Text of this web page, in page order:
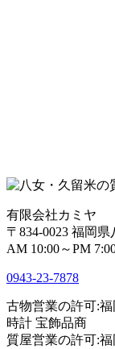
有限会社カミヤ
〒834-0023 福岡
AM 10:00～PM
0943-23-7878
古物営業の許可:福
時計 宝飾品商
質屋営業の許可: